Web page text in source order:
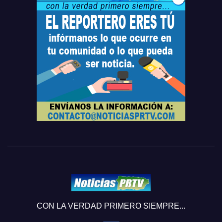
CON LA VERDAD PRIMERO SIEMPRE...